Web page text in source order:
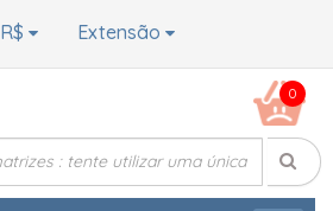
Extensão
R$
0